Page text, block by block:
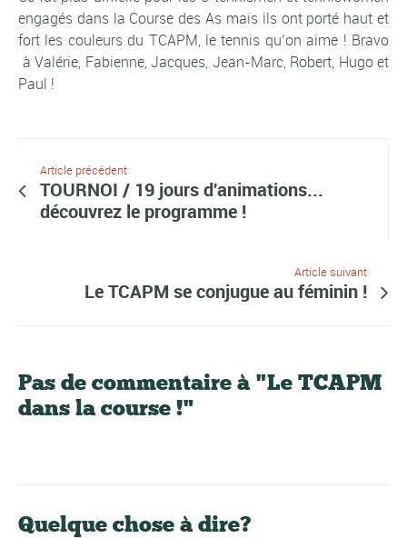
engagés dans la Course des As mais ils ont porté haut et
fort les couleurs du TCAPM, le tennis qu’on aime ! Bravo
à Valérie, Fabienne, Jacques, Jean-Marc, Robert, Hugo et
Paul !
Article précédent
TOURNOI / 19 jours d'animations...
découvrez le programme !
Article suivant
Le TCAPM se conjugue au féminin !
Pas de commentaire à "Le TCAPM
dans la course !"
Quelque chose à dire?